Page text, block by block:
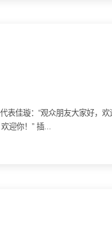
佳璇：“观众朋友大家好，
迎你！” 插...